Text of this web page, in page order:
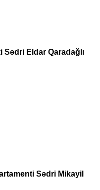
Eldar Qaradağlı
Sədri Mikayil